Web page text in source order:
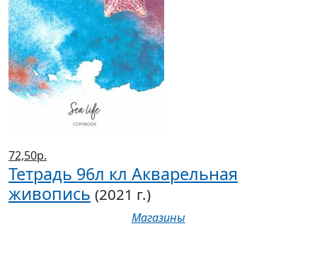
72,50р.
Тетрадь 96л кл Акварельная
живопись (2021 г.)
Магазины